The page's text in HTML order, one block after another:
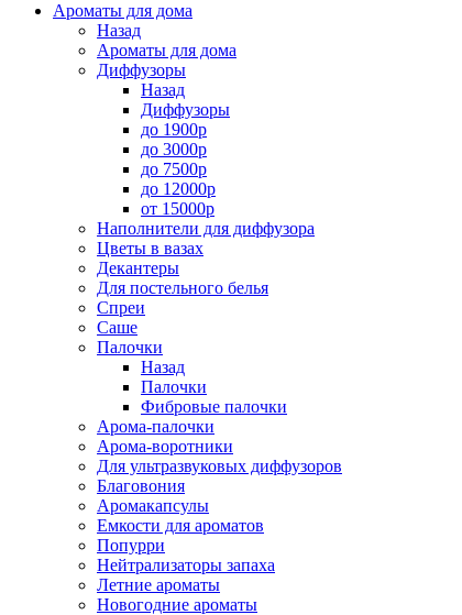
Ароматы для дома
Назад
Ароматы для дома
Диффузоры
Назад
Диффузоры
до 1900р
до 3000р
до 7500р
до 12000р
от 15000р
Наполнители для диффузора
Цветы в вазах
Декантеры
Для постельного белья
Спреи
Саше
Палочки
Назад
Палочки
Фибровые палочки
Арома-палочки
Арома-воротники
Для ультразвуковых диффузоров
Благовония
Аромакапсулы
Емкости для ароматов
Попурри
Нейтрализаторы запаха
Летние ароматы
Новогодние ароматы